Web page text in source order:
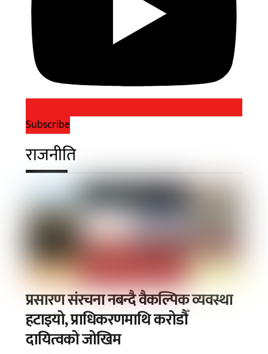
Subscribe
राजनीति
प्रसारण संरचना नबन्दै वैकल्पिक व्यवस्था
हटाइयो, प्राधिकरणमाथि करोडौँ
दायित्वको जोखिम